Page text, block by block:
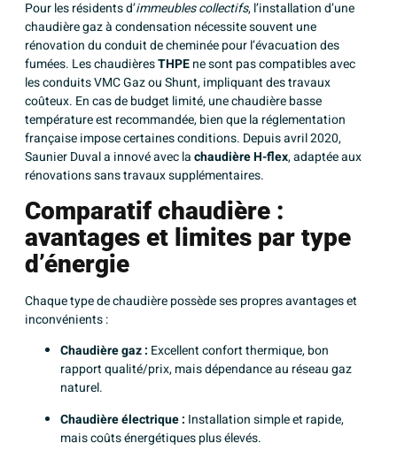
Pour les résidents d’immeubles collectifs, l’installation d’une
chaudière gaz à condensation nécessite souvent une
rénovation du conduit de cheminée pour l’évacuation des
fumées. LeschaudièresTHPEne sont pas compatibles avec
les conduits VMC Gaz ou Shunt, impliquant des travaux
coûteux. En cas de budget limité, une chaudière basse
température est recommandée, bien que la réglementation
française impose certaines conditions. Depuis avril 2020,
Saunier Duval a innové avec lachaudière H-flex, adaptée aux
rénovations sans travaux supplémentaires.
Comparatif chaudière :
avantages et limites par type
d’énergie
Chaque type de chaudière possède ses propres avantages et
inconvénients :
Chaudière gaz : Excellent confort thermique, bon
rapport qualité/prix, mais dépendance au réseau gaz
naturel.
Chaudière électrique : Installation simple et rapide,
mais coûts énergétiques plus élevés.